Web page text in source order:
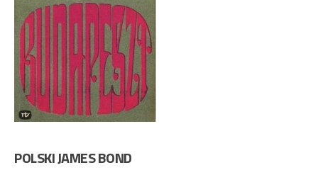
POLSKI JAMES BOND